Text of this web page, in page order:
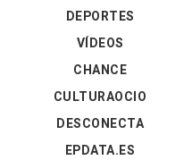
DEPORTES
VÍDEOS
CHANCE
CULTURAOCIO
DESCONECTA
EPDATA.ES